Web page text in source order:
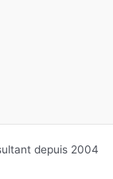
depuis 2004